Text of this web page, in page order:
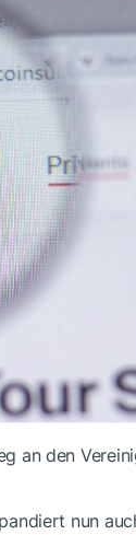
an den
nun